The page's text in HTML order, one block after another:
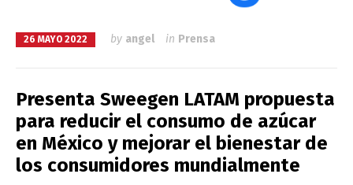
26 MAYO 2022 by angel in Prensa
Presenta Sweegen LATAM propuesta
para reducir el consumo de azúcar
en México y mejorar el bienestar de
los consumidores mundialmente